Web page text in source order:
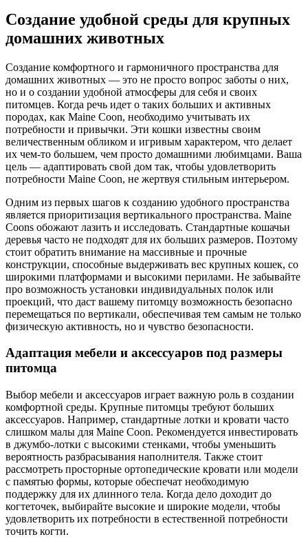
Создание удобной среды для крупных
домашних животных
Создание комфортного и гармоничного пространства для
домашних животных — это не просто вопрос заботы о них,
но и о создании удобной атмосферы для себя и своих
питомцев. Когда речь идет о таких больших и активных
породах, как Maine Coon, необходимо учитывать их
потребности и привычки. Эти кошки известны своим
величественным обликом и игривым характером, что делает
их чем-то большем, чем просто домашними любимцами. Ваша
цель — адаптировать свой дом так, чтобы удовлетворить
потребности Maine Coon, не жертвуя стильным интерьером.
Одним из первых шагов к созданию удобного пространства
является приоритизация вертикального пространства. Maine
Coons обожают лазить и исследовать. Стандартные кошачьи
деревья часто не подходят для их больших размеров. Поэтому
стоит обратить внимание на массивные и прочные
конструкции, способные выдерживать вес крупных кошек, со
широкими платформами и высокими перилами. Не забывайте
про возможность установки индивидуальных полок или
проекций, что даст вашему питомцу возможность безопасно
перемещаться по вертикали, обеспечивая тем самым не только
физическую активность, но и чувство безопасности.
Адаптация мебели и аксессуаров под размеры
питомца
Выбор мебели и аксессуаров играет важную роль в создании
комфортной среды. Крупные питомцы требуют больших
аксессуаров. Например, стандартные лотки и кровати часто
слишком малы для Maine Coon. Рекомендуется инвестировать
в джумбо-лотки с высокими стенками, чтобы уменьшить
вероятность разбрасывания наполнителя. Также стоит
рассмотреть просторные ортопедические кровати или модели
с памятью формы, которые обеспечат необходимую
поддержку для их длинного тела. Когда дело доходит до
когтеточек, выбирайте высокие и широкие модели, чтобы
удовлетворить их потребности в естественной потребности
точить когти.